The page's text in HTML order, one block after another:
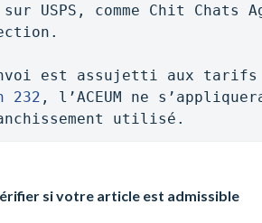
sur USPS, comme Chit
232 , l’ACEUM ne
utilisé.
si votre article est admissible